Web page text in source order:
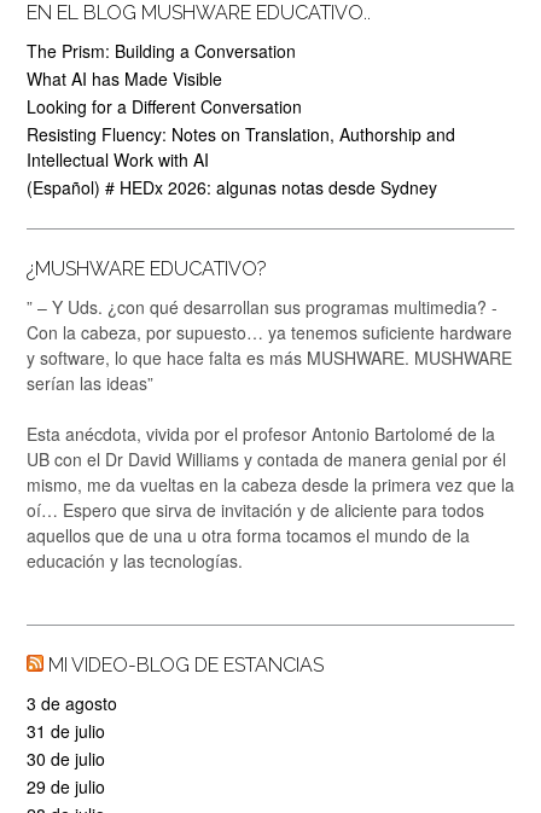
EN EL BLOG MUSHWARE EDUCATIVO..
The Prism: Building a Conversation
What AI has Made Visible
Looking for a Different Conversation
Resisting Fluency: Notes on Translation, Authorship and
Intellectual Work with AI
(Español) # HEDx 2026: algunas notas desde Sydney
¿MUSHWARE EDUCATIVO?
” – Y Uds. ¿con qué desarrollan sus programas multimedia? -
Con la cabeza, por supuesto… ya tenemos suficiente hardware
y software, lo que hace falta es más MUSHWARE. MUSHWARE
serían las ideas”
Esta anécdota, vivida por el profesor Antonio Bartolomé de la
UB con el Dr David Williams y contada de manera genial por él
mismo, me da vueltas en la cabeza desde la primera vez que la
oí… Espero que sirva de invitación y de aliciente para todos
aquellos que de una u otra forma tocamos el mundo de la
educación y las tecnologías.
MI VIDEO-BLOG DE ESTANCIAS
3 de agosto
31 de julio
30 de julio
29 de julio